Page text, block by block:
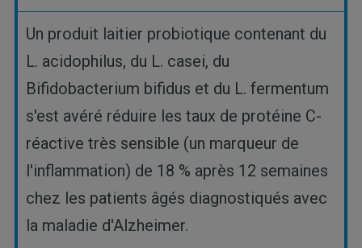
Un produit laitier probiotique contenant du
L. acidophilus, du L. casei, du
Bifidobacterium bifidus et du L. fermentum
s'est avéré réduire les taux de protéine C-
réactive très sensible (un marqueur de
l'inflammation) de 18 % après 12 semaines
chez les patients âgés diagnostiqués avec
la maladie d'Alzheimer.